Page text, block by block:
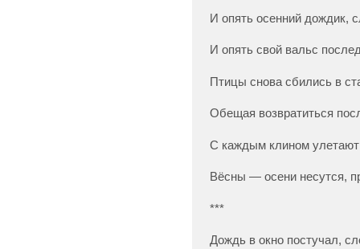
И опять осенний дождик,
И опять свой вальс
Птицы снова сбились в
Обещая возвратиться
С каждым клином улетают
Вёсны — осени несутся,
***
Дождь в окно постучал,